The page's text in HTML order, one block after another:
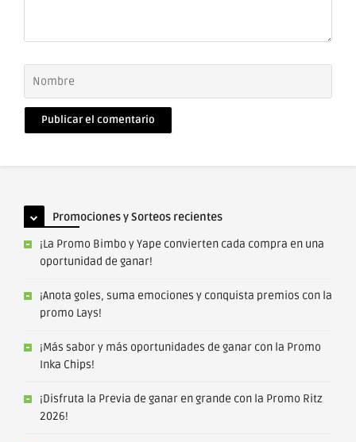
Nombre
Correo
electrónico
Promociones y Sorteos recientes
¡La Promo Bimbo y Yape convierten cada compra en una
oportunidad de ganar!
¡Anota goles, suma emociones y conquista premios con la
promo Lays!
¡Más sabor y más oportunidades de ganar con la Promo
Inka Chips!
¡Disfruta la Previa de ganar en grande con la Promo Ritz
2026!